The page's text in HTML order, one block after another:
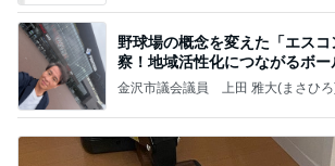
野球場の概念を変えた「エス
察！地域活性化につながるボ
金沢市議会議員 上田 雅大(まさひ